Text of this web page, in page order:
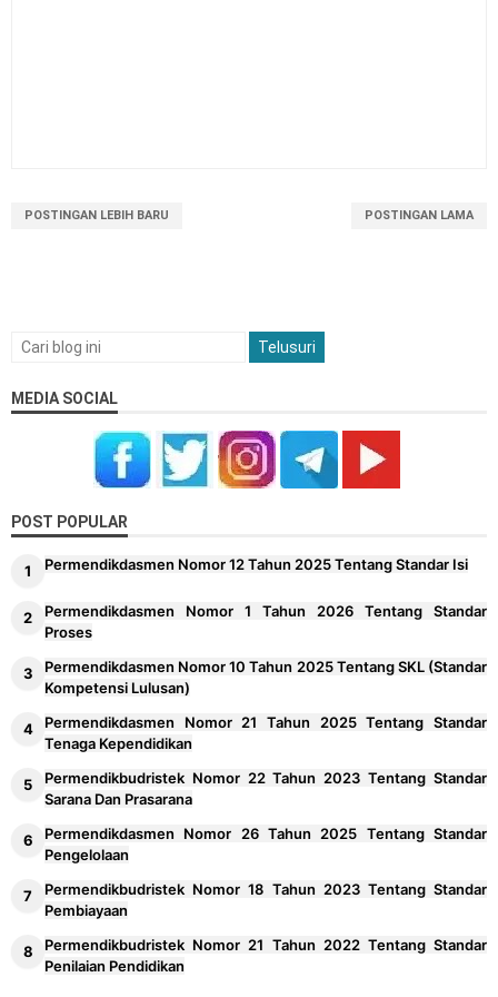
POSTINGAN LEBIH BARU POSTINGAN LAMA
MEDIA SOCIAL
POST POPULAR
Permendikdasmen Nomor 12 Tahun 2025 Tentang Standar Isi
Permendikdasmen Nomor 1 Tahun 2026 Tentang Standar
Proses
Permendikdasmen Nomor 10 Tahun 2025 Tentang SKL (Standar
Kompetensi Lulusan)
Permendikdasmen Nomor 21 Tahun 2025 Tentang Standar
Tenaga Kependidikan
Permendikbudristek Nomor 22 Tahun 2023 Tentang Standar
Sarana Dan Prasarana
Permendikdasmen Nomor 26 Tahun 2025 Tentang Standar
Pengelolaan
Permendikbudristek Nomor 18 Tahun 2023 Tentang Standar
Pembiayaan
Permendikbudristek Nomor 21 Tahun 2022 Tentang Standar
Penilaian Pendidikan